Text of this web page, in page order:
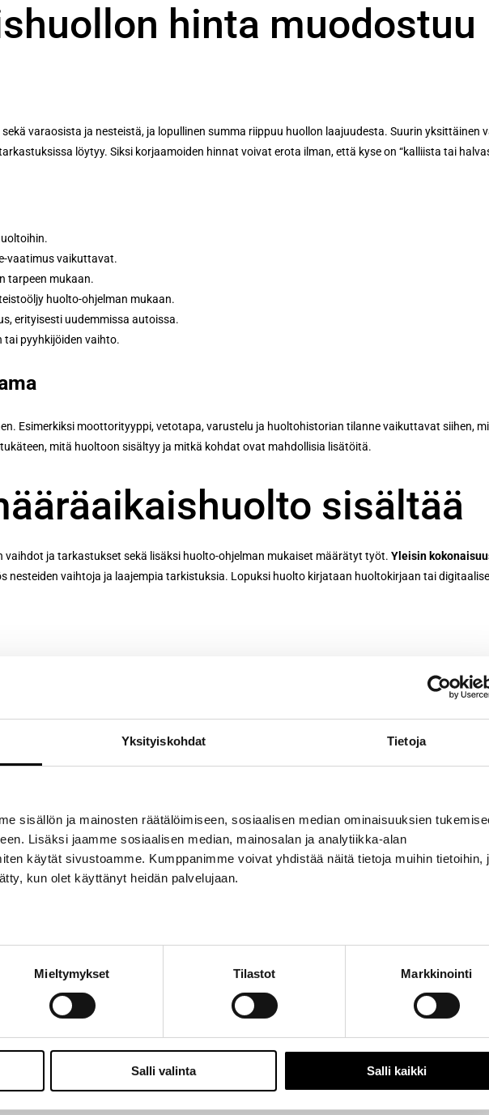
Yksityiskohdat Tietoja
sisällön ja mainosten räätälöimiseen, sosiaalisen median ominaisuuksien
Lisäksi jaamme sosiaalisen median, mainosalan ja analytiikka-alan
käytät sivustoamme. Kumppanimme voivat yhdistää näitä tietoja muihin tietoihin,
kun olet käyttänyt heidän palvelujaan.
Mieltymykset Tilastot Markkinointi
Salli valinta Salli kaikki
hinta muodostuu
varaosista ja nesteistä, ja lopullinen summa riippuu huollon laajuudesta. Suurin yksittäinen
löytyy. Siksi korjaamoiden hinnat voivat erota ilman, että kyse on “kalliista tai
vaatimus vaikuttavat.
tarpeen mukaan.
huolto-ohjelman mukaan.
erityisesti uudemmissa autoissa.
tai pyyhkijöiden vaihto.
Esimerkiksi moottorityyppi, vetotapa, varustelu ja huoltohistorian tilanne vaikuttavat siihen,
mitä huoltoon sisältyy ja mitkä kohdat ovat mahdollisia lisätöitä.
sisältää
ja tarkastukset sekä lisäksi huolto-ohjelman mukaiset määrätyt työt. Yleisin
nesteiden vaihtoja ja laajempia tarkistuksia. Lopuksi huolto kirjataan huoltokirjaan tai
ohjelman mukaan)
tarvittaessa muut)
kuuluu
digitaalisessa järjestelmässä, riippuen automallista. Merkintään kuuluu yleensä huollon
kannalta.
tehdä
ilman, että